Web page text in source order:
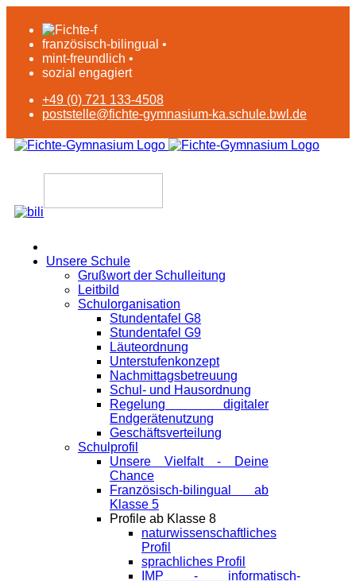
französisch-bilingual •
mint-freundlich •
sozial engagiert
+49 (0) 721 133-4508
poststelle@fichte-gymnasium-ka.schule.bwl.de
Unsere Schule
Grußwort der Schulleitung
Leitbild
Schulorganisation
Stundentafel G8
Stundentafel G9
Läuteordnung
Unterstufenkonzept
Nachmittagsbetreuung
Schul- und Hausordnung
Regelung digitaler
Endgeräte­nutzung
Geschäftsverteilung
Schulprofil
Unsere Vielfalt - Deine
Chance
Französisch-bilingual ab
Klasse 5
Profile ab Klasse 8
naturwissenschaftliches
Profil
sprachliches Profil
IMP - informatisch-